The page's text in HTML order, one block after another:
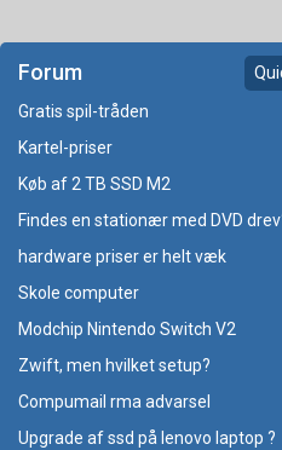
Forum
Gratis spil-tråden
Kartel-priser
Køb af 2 TB SSD M2
Findes en stationær med DVD
hardware priser er helt væk
Skole computer
Modchip Nintendo Switch V2
Zwift, men hvilket setup?
Compumail rma advarsel
Upgrade af ssd på lenovo laptop ?